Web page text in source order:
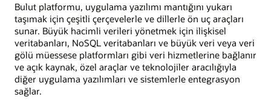
Bulut platformu, uygulama yazılımı mantığını yukarı
taşımak için çeşitli çerçevelerle ve dillerle ön uç araçları
sunar. Büyük hacimli verileri yönetmek için ilişkisel
veritabanları, NoSQL veritabanları ve büyük veri veya veri
gölü müessese platformları gibi veri hizmetlerine bağlanır
ve açık kaynak, özel araçlar ve teknolojiler aracılığıyla
diğer uygulama yazılımları ve sistemlerle entegrasyon
sağlar.